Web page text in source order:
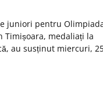
juniori pentru
Timișoara, medaliați la
au susținut miercuri,